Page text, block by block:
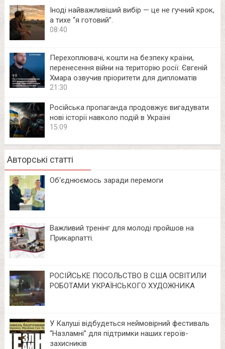
Іноді найважливіший вибір — це не гучний крок,
а тихе “я готовий”.
08:40
Перехоплювачі, кошти на безпеку країни,
перенесення війни на територію росії: Євгеній
Хмара озвучив пріоритети для дипломатів
21:30
Російська пропаганда продовжує вигадувати
нові історії навколо подій в Україні
15:09
Авторські статті
Об‘єднюємось заради перемоги
Важливий тренінг для молоді пройшов на
Прикарпатті.
РОСІЙСЬКЕ ПОСОЛЬСТВО В США ОСВІТИЛИ
РОБОТАМИ УКРАЇНСЬКОГО ХУДОЖНИКА
У Калуші відбудеться неймовірний фестиваль
“Назламні” для підтримки наших героїв-
захисників